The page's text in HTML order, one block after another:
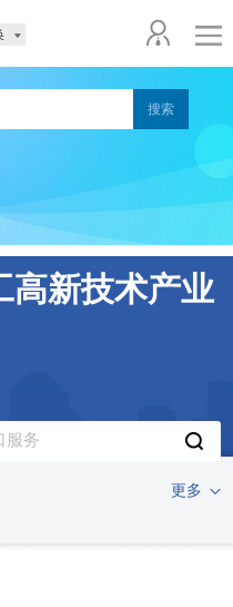
高新技术产业
更多